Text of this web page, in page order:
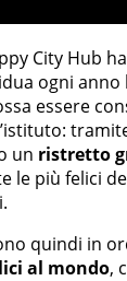
City Hub
ogni anno
essere
un ristretto
le più felici
quindi in
al mondo,